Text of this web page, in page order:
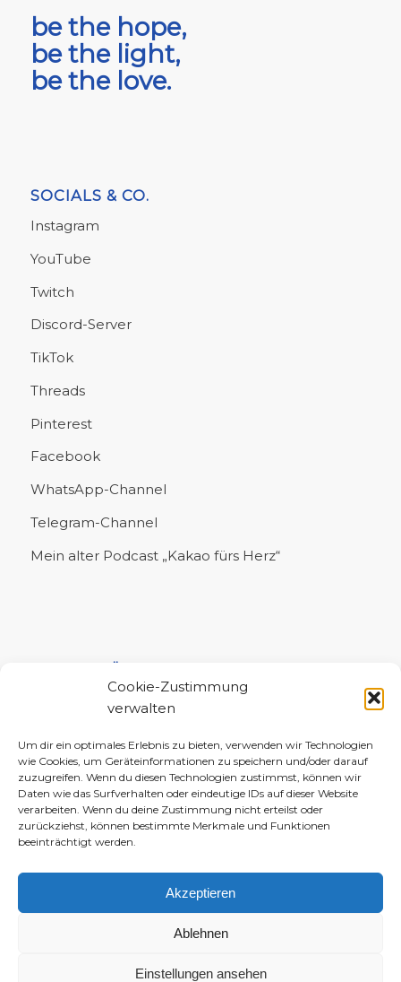
Cookie-Zustimmung
verwalten
Um dir ein optimales Erlebnis zu bieten, verwenden wir Technologien
wie Cookies, um Geräteinformationen zu speichern und/oder darauf
zuzugreifen. Wenn du diesen Technologien zustimmst, können wir
Daten wie das Surfverhalten oder eindeutige IDs auf dieser Website
verarbeiten. Wenn du deine Zustimmung nicht erteilst oder
zurückziehst, können bestimmte Merkmale und Funktionen
beeinträchtigt werden.
Akzeptieren
Ablehnen
Einstellungen ansehen
be the hope,
be the light,
be the love.
SOCIALS & CO.
Instagram
YouTube
Twitch
Discord-Server
TikTok
Threads
Pinterest
Facebook
WhatsApp-Channel
Telegram-Channel
Mein alter Podcast „Kakao fürs Herz“
© 2010–2026 Daniela-Marlin Jakobi (ewiglichtkind | The Fabulous Diary)